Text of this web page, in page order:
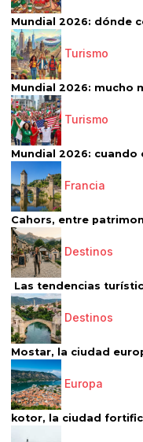
Mundial 2026: dónde
Turismo
Mundial 2026: mucho
Turismo
Mundial 2026:
Francia
Cahors, entre
Destinos
Las tendencias
Destinos
Mostar, la ciudad
Europa
kotor, la ciudad